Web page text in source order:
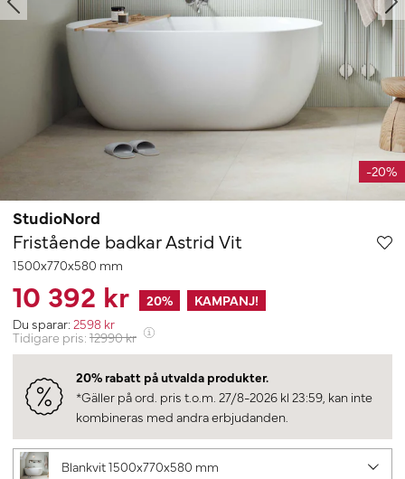
-20%
StudioNord
Fristående badkar Astrid Vit
1500x770x580 mm
10 392 kr 20%
KAMPANJ!
Du sparar: 2598 kr
Tidigare pris: 12990kr
20% rabatt på utvalda produkter.
*Gäller på ord. pris t.o.m. 27/8-2026 kl 23:59, kan inte
kombineras med andra erbjudanden.
Blankvit 1500x770x580 mm